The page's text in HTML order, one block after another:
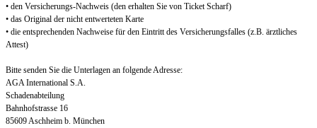
• den Versicherungs-Nachweis (den erhalten Sie von Ticket Scharf)
• das Original der nicht entwerteten Karte
• die entsprechenden Nachweise für den Eintritt des Versicherungsfalles (z.B. ärztliches
Attest)
Bitte senden Sie die Unterlagen an folgende Adresse:
AGA International S.A.
Schadenabteilung
Bahnhofstrasse 16
85609 Aschheim b. München